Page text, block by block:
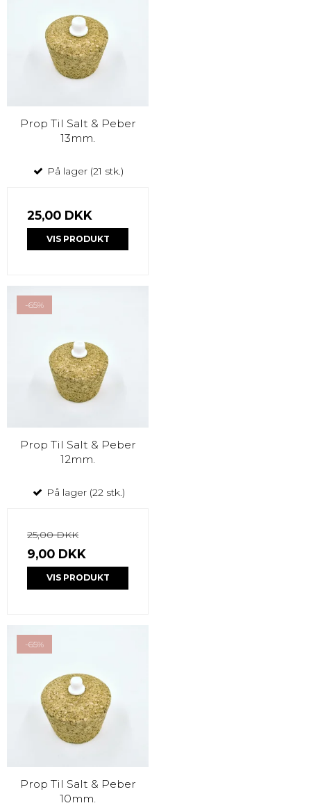
Prop Til Salt & Peber
13mm.
På lager (21 stk.)
25,00 DKK
VIS PRODUKT
-65%
Prop Til Salt & Peber
12mm.
På lager (22 stk.)
25,00 DKK
9,00 DKK
VIS PRODUKT
-65%
Prop Til Salt & Peber
10mm.